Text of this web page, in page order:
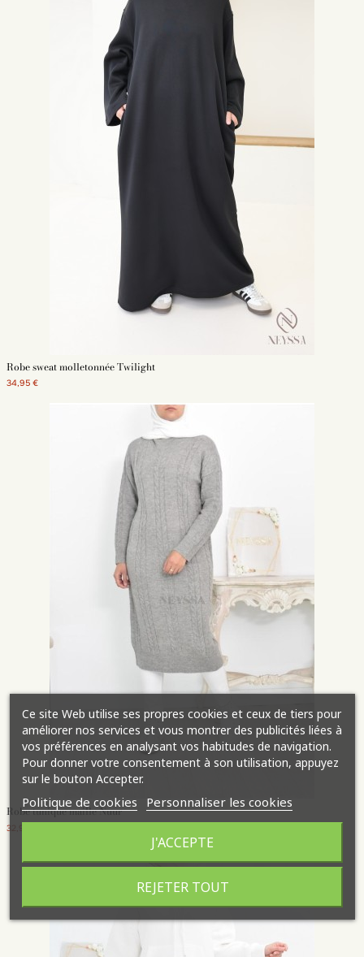
Robe sweat molletonnée Twilight
34,95 €
Robe tunique maille Nuur
32,95 €
Ce site Web utilise ses propres cookies et ceux de tiers pour
améliorer nos services et vous montrer des publicités liées à
vos préférences en analysant vos habitudes de navigation.
Pour donner votre consentement à son utilisation, appuyez
sur le bouton Accepter.
Politique de cookies Personnaliser les cookies
REJETER TOUT
J'ACCEPTE